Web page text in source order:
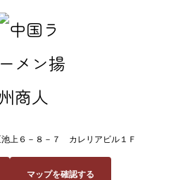
人 池上店
上６－８－７ カレリアビル１Ｆ
マップを確認する